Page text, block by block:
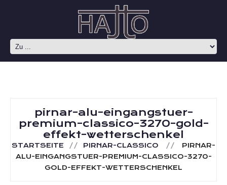
pirnar-alu-eingangstuer-
premium-classico-3270-gold-
effekt-wetterschenkel
STARTSEITE PIRNAR-CLASSICO
PIRNAR-
ALU-EINGANGSTUER-PREMIUM-CLASSICO-3270-
GOLD-EFFEKT-WETTERSCHENKEL